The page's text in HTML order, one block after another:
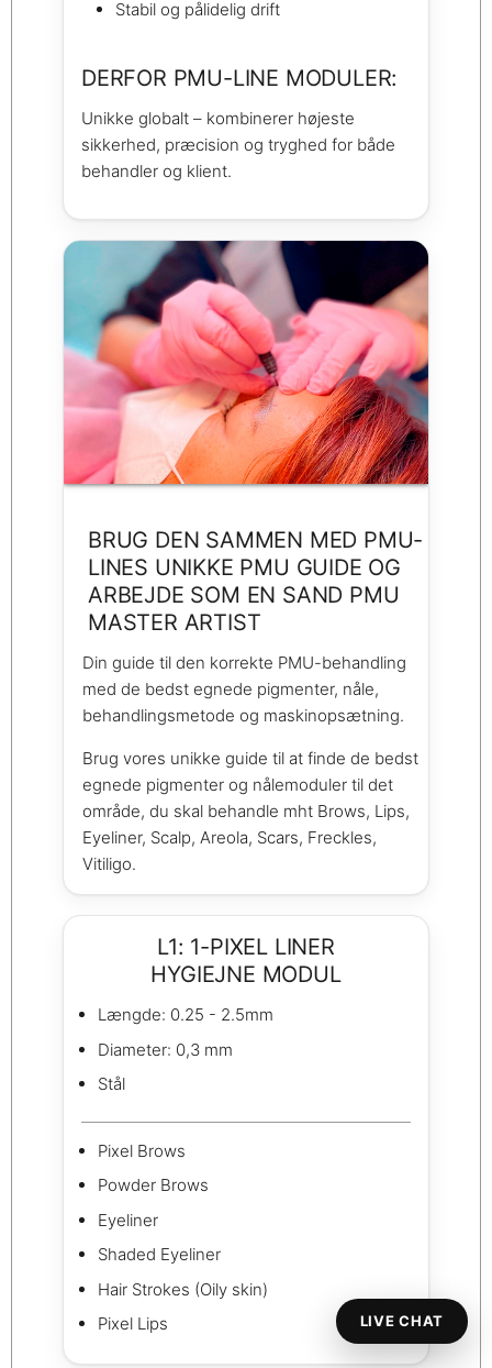
Stabil og pålidelig drift
DERFOR PMU-LINE MODULER:
Unikke globalt – kombinerer højeste
sikkerhed, præcision og tryghed for både
behandler og klient.
BRUG DEN SAMMEN MED PMU-
LINES UNIKKE PMU GUIDE OG
ARBEJDE SOM EN SAND PMU
MASTER ARTIST
Din guide til den korrekte PMU-behandling
med de bedst egnede pigmenter, nåle,
behandlingsmetode og maskinopsætning.
Brug vores unikke guide til at finde de bedst
egnede pigmenter og nålemoduler til det
område, du skal behandle mht Brows, Lips,
Eyeliner, Scalp, Areola, Scars, Freckles,
Vitiligo.
L1: 1-PIXEL LINER
HYGIEJNE MODUL
Længde: 0.25 - 2.5mm
Diameter: 0,3 mm
Stål
Pixel Brows
Powder Brows
Eyeliner
Shaded Eyeliner
Hair Strokes (Oily skin)
Pixel Lips
LIVE CHAT